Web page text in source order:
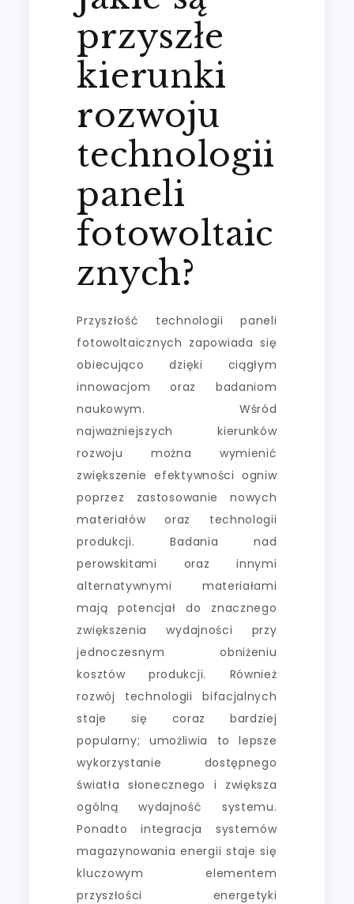
przyszłe
kierunki
rozwoju
technologii
paneli
fotowoltaic
znych?
Przyszłość technologii paneli
fotowoltaicznych zapowiada się
obiecująco dzięki ciągłym
innowacjom oraz badaniom
naukowym. Wśród
najważniejszych kierunków
rozwoju można wymienić
zwiększenie efektywności ogniw
poprzez zastosowanie nowych
materiałów oraz technologii
produkcji. Badania nad
perowskitami oraz innymi
alternatywnymi materiałami
mają potencjał do znacznego
zwiększenia wydajności przy
jednoczesnym obniżeniu
kosztów produkcji. Również
rozwój technologii bifacjalnych
staje się coraz bardziej
popularny; umożliwia to lepsze
wykorzystanie dostępnego
światła słonecznego i zwiększa
ogólną wydajność systemu.
Ponadto integracja systemów
magazynowania energii staje się
kluczowym elementem
przyszłości energetyki